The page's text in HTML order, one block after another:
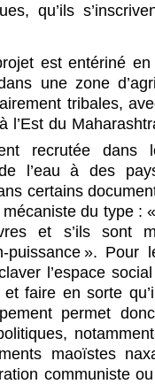
qu’ils
est entériné
une zone
tribales,
l’Est du
recrutée
de l’eau à des
certains
du type :
et s’ils sont
puissance ».
l’espace
et faire en sorte
permet
maoïstes
communiste